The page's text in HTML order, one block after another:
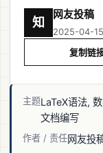
知
网友投稿
2025-04-15
复制链
主题LaTeX语法,
文档编写
作者 / 责任网友投